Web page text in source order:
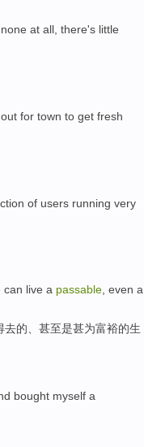
none at all, there's little
for town to get fresh
of users running very
can live a passable, even a
去的、 甚至是甚为富裕的生
bought myself a